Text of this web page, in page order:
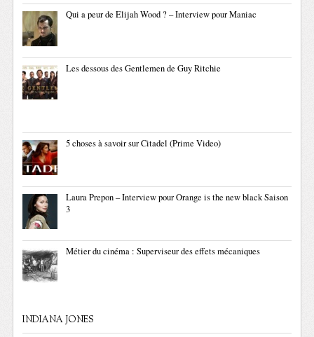
Qui a peur de Elijah Wood ? – Interview pour Maniac
Les dessous des Gentlemen de Guy Ritchie
5 choses à savoir sur Citadel (Prime Video)
Laura Prepon – Interview pour Orange is the new black Saison
3
Métier du cinéma : Superviseur des effets mécaniques
INDIANA JONES